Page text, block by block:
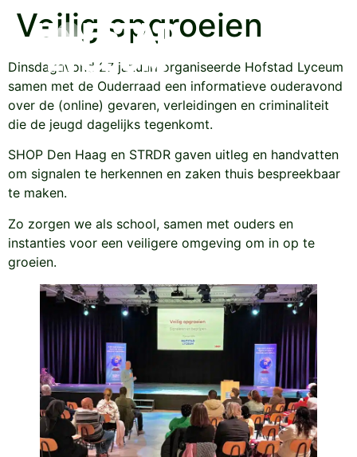
Veilig opgroeien
Dinsdagavond 27 januari organiseerde Hofstad Lyceum
samen met de Ouderraad een informatieve ouderavond
over de (online) gevaren, verleidingen en criminaliteit
die de jeugd dagelijks tegenkomt.
SHOP Den Haag en STRDR gaven uitleg en handvatten
om signalen te herkennen en zaken thuis bespreekbaar
te maken.
Zo zorgen we als school, samen met ouders en
instanties voor een veiligere omgeving om in op te
groeien.